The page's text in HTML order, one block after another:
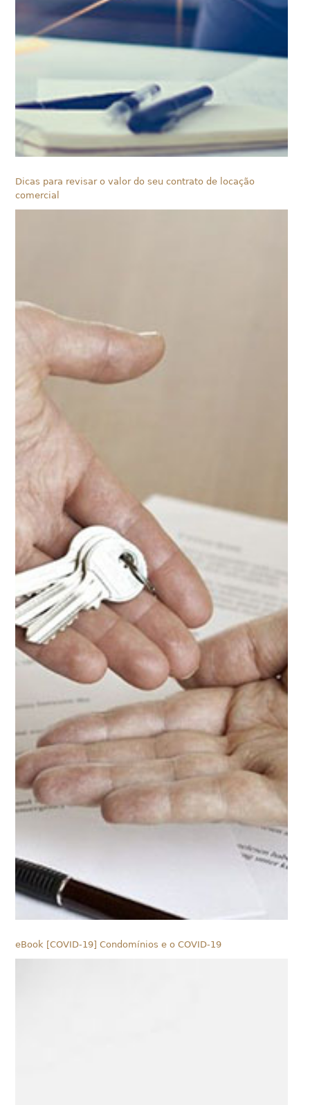
Dicas para revisar o valor do seu contrato de locação
comercial
eBook [COVID-19] Condomínios e o COVID-19